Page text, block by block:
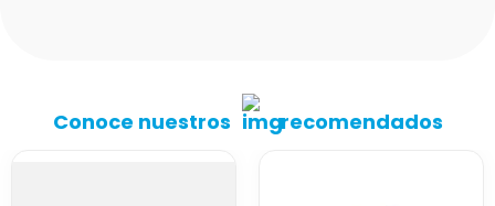
Conoce nuestros recomendados